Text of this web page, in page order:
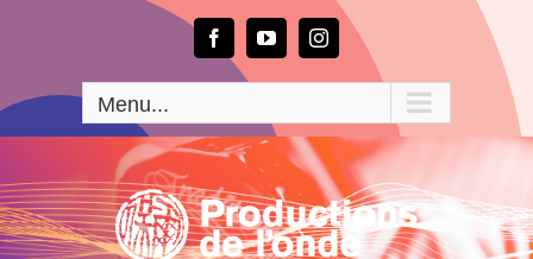
FacebookYouTubeInstagram
Menu...